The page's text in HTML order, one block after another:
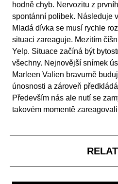
hodně chyb. Nervozitu z
spontánní polibek. Následuje
Mladá dívka se musí rychle
situaci zareaguje. Mezitím
Yelp. Situace začíná být
všechny. Nejnovější snímek
Marleen Valien bravurně
únosnosti a zároveň
Především nás ale nutí se
takovém momentě